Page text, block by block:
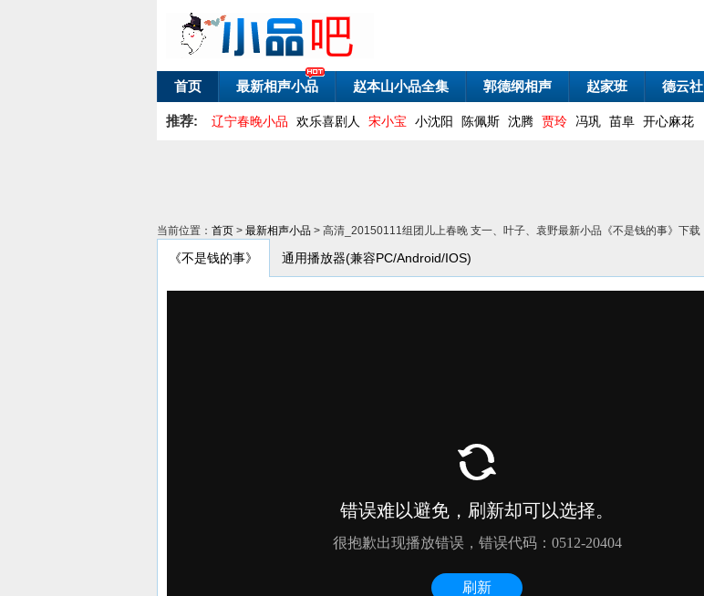
首页 最新相声小品 赵本山小品全集 郭德纲相声 赵家班 德云社
推荐: 辽宁春晚小品 欢乐喜剧人 宋小宝 小沈阳 陈佩斯 沈腾 贾玲 冯巩 苗阜 开心麻花
当前位置： 首页 > 最新相声小品 > 高清_20150111组团儿上春晚 支一、叶子、袁野最新小品《不是钱的事》下载
《不是钱的事》 通用播放器(兼容PC/Android/IOS)